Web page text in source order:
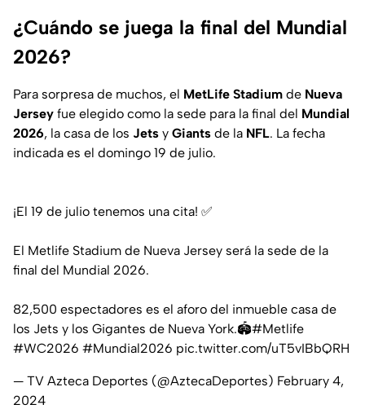
¿Cuándo se juega la final del Mundial
2026?
Para sorpresa de muchos, el MetLife Stadium de Nueva
Jersey fue elegido como la sede para la final del Mundial
2026, la casa de los Jets y Giants de la NFL. La fecha
indicada es el domingo 19 de julio.
¡El 19 de julio tenemos una cita! ✅
El Metlife Stadium de Nueva Jersey será la sede de la
final del Mundial 2026.
82,500 espectadores es el aforo del inmueble casa de
los Jets y los Gigantes de Nueva York.🏟️#Metlife
#WC2026 #Mundial2026 pic.twitter.com/uT5vIBbQRH
— TV Azteca Deportes (@AztecaDeportes) February 4,
2024